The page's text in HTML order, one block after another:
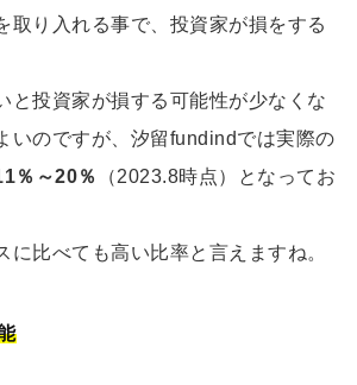
取り入れる事で、投資家が損をする
と投資家が損する可能性が少なくな
いのですが、汐留fundindでは実際の
％～20％
（2023.8時点）となってお
に比べても高い比率と言えますね。